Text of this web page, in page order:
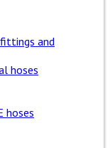
and
hoses
hoses